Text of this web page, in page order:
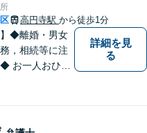
高円寺駅 から徒歩1分
】◆離婚・男女
，相続等に注
お一人おひと
詳細を見
る